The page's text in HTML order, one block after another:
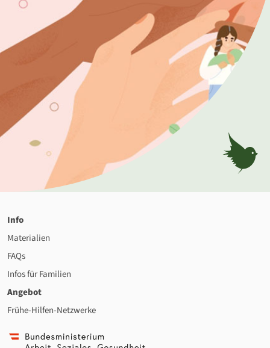
Info
Materialien
FAQs
Infos für Familien
Angebot
Frühe-Hilfen-Netzwerke